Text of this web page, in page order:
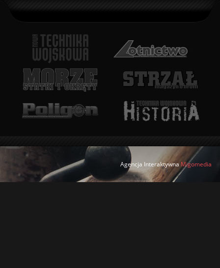
Agencja Interaktywna Migomedia